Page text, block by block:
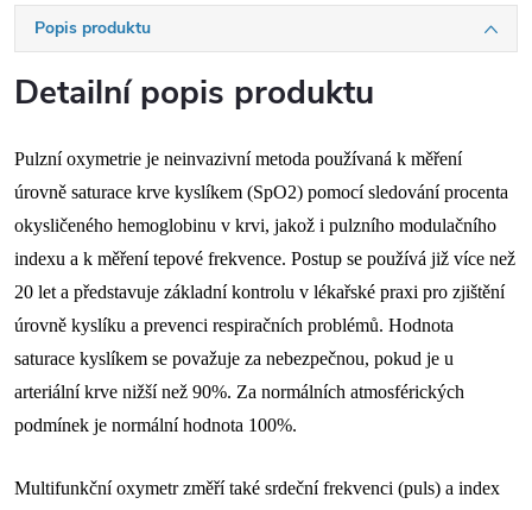
Popis produktu
Detailní popis produktu
Pulzní oxymetrie je neinvazivní metoda používaná k měření
úrovně saturace krve kyslíkem (SpO2) pomocí sledování procenta
okysličeného hemoglobinu v krvi, jakož i pulzního modulačního
indexu a k měření tepové frekvence. Postup se používá již více než
20 let a představuje základní kontrolu v lékařské praxi pro zjištění
úrovně kyslíku a prevenci respiračních problémů. Hodnota
saturace kyslíkem se považuje za nebezpečnou, pokud je u
arteriální krve nižší než 90%. Za normálních atmosférických
podmínek je normální hodnota 100%.
Multifunkční oxymetr změří také srdeční frekvenci (puls) a index